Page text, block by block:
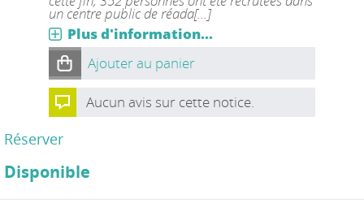
un centre public de réada[...]
Plus d'information...
Ajouter au panier
Aucun avis sur cette notice.
Réserver
Disponible